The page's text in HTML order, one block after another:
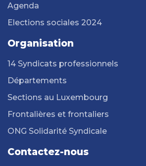
Agenda
Elections sociales 2024
Organisation
14 Syndicats professionnels
Départements
Sections au Luxembourg
Frontalières et frontaliers
ONG Solidarité Syndicale
Contactez-nous